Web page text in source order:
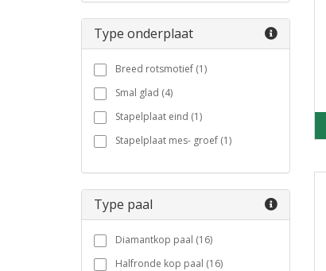
Type onderplaat
Breed rotsmotief (1)
Smal glad (4)
Stapelplaat eind (1)
Stapelplaat mes- groef (1)
Type paal
Diamantkop paal (16)
Halfronde kop paal (16)